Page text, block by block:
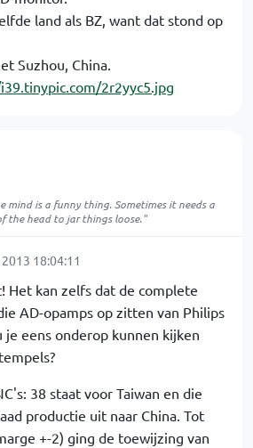
land als BZ, want dat stond op
Suzhou, China.
2r2yyc5.jpg
mind is a funny thing. Sometimes it needs a
the head to jar things loose."
18:04:11
Het kan zelfs dat de complete
AD-opamps op zitten van Philips
je eens onderop kunnen kijken
38 staat voor Taiwan en die
productie uit naar China. Tot
+-2) ging de toewijzing van